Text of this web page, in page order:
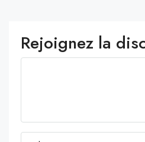
Rejoignez la